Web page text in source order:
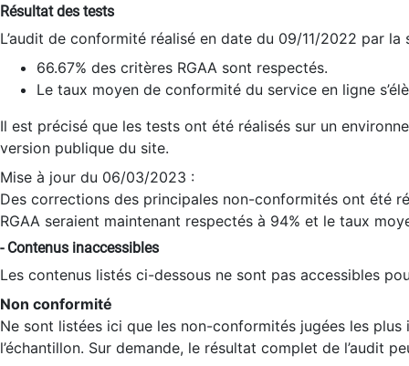
Résultat des tests
L’audit de conformité réalisé en date du 09/11/2022 par
66.67% des critères RGAA sont respectés.
Le taux moyen de conformité du service en ligne
Il est précisé que les tests ont été réalisés sur un
version publique du site.
Mise à jour du 06/03/2023 :
Des corrections des principales non-conformités ont été
RGAA seraient maintenant respectés à 94% et le taux
- Contenus inaccessibles
Les contenus listés ci-dessous ne sont pas accessibles
Non conformité
Ne sont listées ici que les non-conformités jugées les
l’échantillon. Sur demande, le résultat complet de l’audit